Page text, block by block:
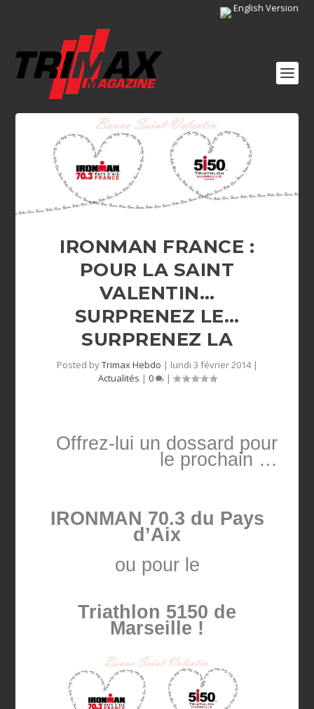
English Version
IRONMAN FRANCE :
POUR LA SAINT
VALENTIN…
SURPRENEZ LE…
Posted byTrimax Hebdo | lundi 3 février 2014|
Actualités | 0 |
Offrez-lui un dossard pour
le prochain …
IRONMAN 70.3 du Pays
d’Aix
ou pour le
Triathlon 5150 de
Marseille !